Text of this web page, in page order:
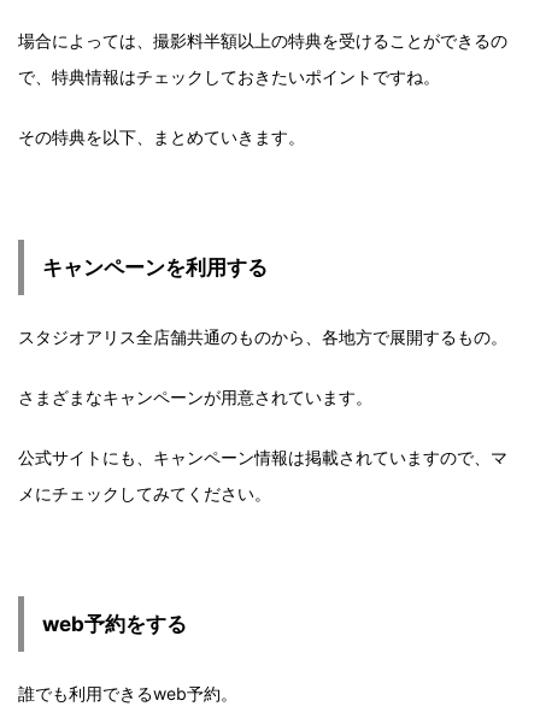
場合によっては、撮影料半額以上の特典を受けることができるの
で、特典情報はチェックしておきたいポイントですね。
その特典を以下、まとめていきます。
キャンペーンを利用する
スタジオアリス全店舗共通のものから、各地方で展開するもの。
さまざまなキャンペーンが用意されています。
公式サイトにも、キャンペーン情報は掲載されていますので、マ
メにチェックしてみてください。
web予約をする
誰でも利用できるweb予約。